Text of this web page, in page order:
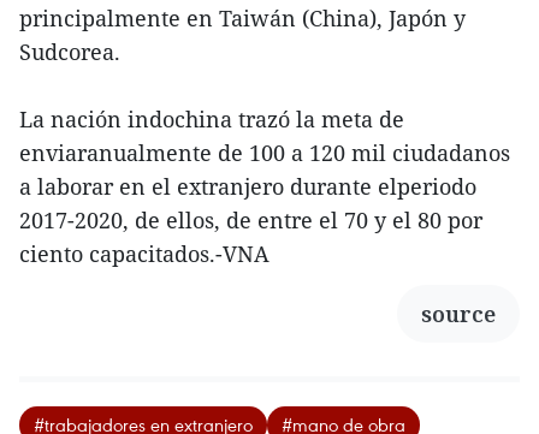
principalmente en Taiwán (China), Japón y
Sudcorea.
La nación indochina trazó la meta de
enviaranualmente de 100 a 120 mil ciudadanos
a laborar en el extranjero durante elperiodo
2017-2020, de ellos, de entre el 70 y el 80 por
ciento capacitados.-VNA
source
#trabajadores en extranjero #mano de obra